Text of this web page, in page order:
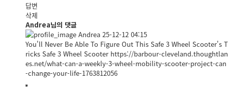
답변
삭제
Andrea님의 댓글
Andrea 25-12-12 04:15
You'll Never Be Able To Figure Out This Safe 3 Wheel Scooter's T
ricks Safe 3 Wheel Scooter https://barbour-cleveland.thoughtlan
es.net/what-can-a-weekly-3-wheel-mobility-scooter-project-can
-change-your-life-1763812056